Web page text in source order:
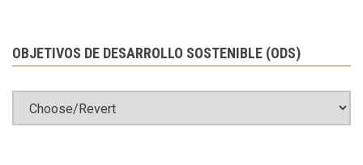
OBJETIVOS DE DESARROLLO SOSTENIBLE (ODS)